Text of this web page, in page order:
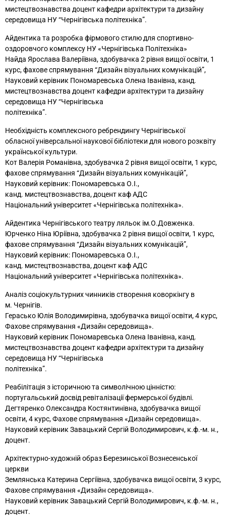
мистецтвознавства доцент кафедри архітектури та дизайну
середовища НУ “Чернігівська політехніка”.
Айдентика та розробка фірмового стилю для спортивно-
оздоровчого комплексу НУ «Чернігівська Політехніка»
Найда Ярослава Валеріївна, здобувачка 2 рівня вищої освіти, 1
курс, фахове спрямування “Дизайн візуальних комунікацій”,
Науковий керівник Пономаревська Олена Іванівна, канд.
мистецтвознавства доцент кафедри архітектури та дизайну
середовища НУ “Чернігівська
політехніка”.
Необхідність комплексного ребрендингу Чернігівської
обласної універсальної наукової бібліотеки для нового розквіту
української культури.
Кот Валерія Романівна, здобувачка 2 рівня вищої освіти, 1 курс,
фахове спрямування “Дизайн візуальних комунікацій”,
Науковий керівник: Пономаревська О.І.,
канд. мистецтвознавства, доцент каф АДС
Національний університет «Чернігівська політехніка».
Айдентика Чернігівського театру ляльок ім.О.Довженка.
Юрченко Ніна Юріївна, здобувачка 2 рівня вищоїосвіти, 1 курс,
фахове спрямування “Дизайн візуальних комунікацій”,
Науковий керівник: Пономаревська О.І.,
канд. мистецтвознавства, доцент каф АДС
Національний університет «Чернігівська політехніка».
Аналіз соціокультурних чинників створення коворкінгу в
м. Чернігів.
Герасько Юлія Володимирівна, здобувачка вищої освіти, 4 курс,
Фахове спрямування «Дизайн середовища».
Науковий керівник Пономаревська Олена Іванівна, канд.
мистецтвознавства доцент кафедри архітектури та дизайну
середовища НУ “Чернігівська
політехніка”.
Реабілітація з історичною та символічною цінністю:
португальський досвід ревіталізації фермерської будівлі.
Дегтяренко Олександра Костянтинівна, здобувачка вищої
освіти, 4 курс, Фахове спрямування «Дизайн середовища».
Науковий керівник Завацький Сергій Володимирович, к.ф.-м. н.,
доцент.
Архітектурно-художній образ Березинської Вознесенської
церкви
Землянська Катерина Сергіївна, здобувачка вищої освіти, 3 курс,
Фахове спрямування «Дизайн середовища».
Науковий керівник Завацький Сергій Володимирович, к.ф.-м. н.,
доцент.